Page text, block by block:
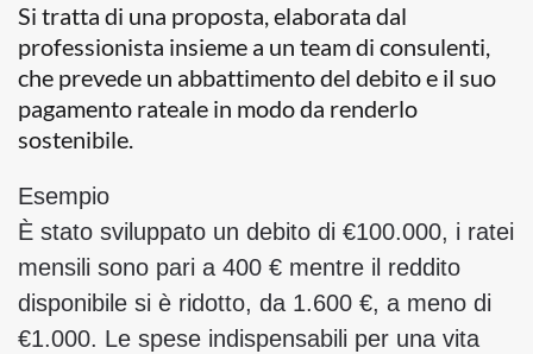
Si tratta di una proposta, elaborata dal
professionista insieme a un team di consulenti,
che prevede un abbattimento del debito e il suo
pagamento rateale in modo da renderlo
sostenibile.
Esempio
È stato sviluppato un debito di €100.000, i ratei
mensili sono pari a 400 € mentre il reddito
disponibile si è ridotto, da 1.600 €, a meno di
€1.000. Le spese indispensabili per una vita